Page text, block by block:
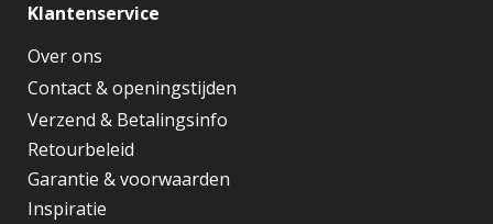
Klantenservice
Over ons
Contact & openingstijden
Verzend & Betalingsinfo
Retourbeleid
Garantie & voorwaarden
Inspiratie